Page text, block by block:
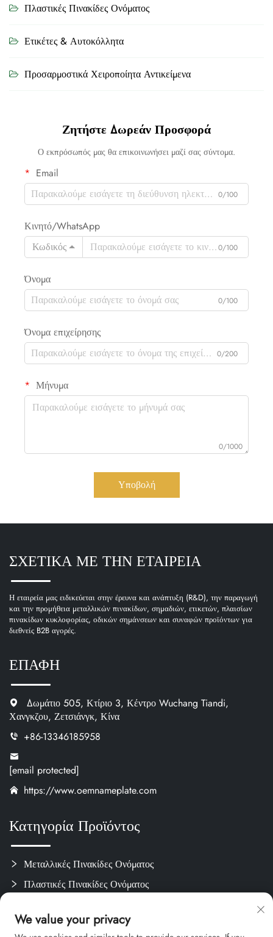
Πλαστικές Πινακίδες Ονόματος
Ετικέτες & Αυτοκόλλητα
Προσαρμοστικά Χειροποίητα Αντικείμενα
Ζητήστε Δωρεάν Προσφορά
Ο εκπρόσωπός μας θα επικοινωνήσει μαζί σας σύντομα.
Email
0/100
Κινητό/WhatsApp
Κωδικός
0/100
Όνομα
0/100
Όνομα επιχείρησης
0/200
Μήνυμα
0/1000
Υποβολή
ΣΧΕΤΙΚΑ ΜΕ ΤΗΝ ΕΤΑΙΡΕΙΑ
Η εταιρεία μας ειδικεύεται στην έρευνα και ανάπτυξη (R&D), την παραγωγή
και την προμήθεια μεταλλικών πινακίδων, σημαδιών, ετικετών, πλαισίων
πινακίδων κυκλοφορίας, οδικών σημάνσεων και συναφών προϊόντων για
διεθνείς B2B αγορές.
ΕΠΑΦΗ
Δωμάτιο 505, Κτίριο 3, Κέντρο Wuchang Tiandi,
Χανγκζου, Ζετσιάνγκ, Κίνα
+86-13346185958
[email protected]
https://www.oemnameplate.com
Κατηγορία Προϊόντος
Μεταλλικές Πινακίδες Ονόματος
Πλαστικές Πινακίδες Ονόματος
Προσαρμοστικά Χειροποίητα Αντικείμενα
We value your privacy